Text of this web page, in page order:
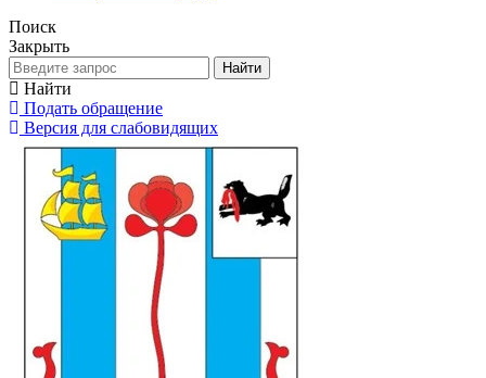
Поиск
Закрыть
Найти
Найти
Подать обращение
Версия для слабовидящих